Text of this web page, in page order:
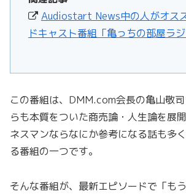
Audiostart News中の人がオス
ドキャスト番組「亀っちの部屋ラジ
この番組は、DMM.com会長の亀山敬
らも本質をついた商売論・人生論を展
ネスマンならなにか参考になる話も多
る番組の一つです。
そんな番組が、最新エピソードで「も